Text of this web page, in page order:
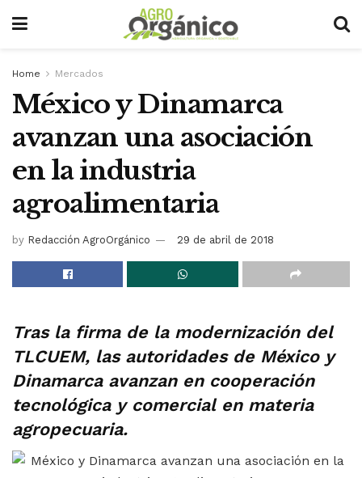
Home Mercados
México y Dinamarca
avanzan una asociación
en la industria
agroalimentaria
by Redacción AgroOrgánico 29 de abril de 2018
Tras la firma de la modernización del
TLCUEM, las autoridades de México y
Dinamarca avanzan en cooperación
tecnológica y comercial en materia
agropecuaria.